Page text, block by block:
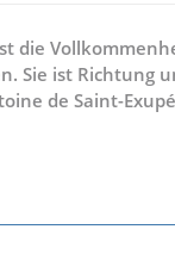
die
Sie ist Richtung
de Saint-